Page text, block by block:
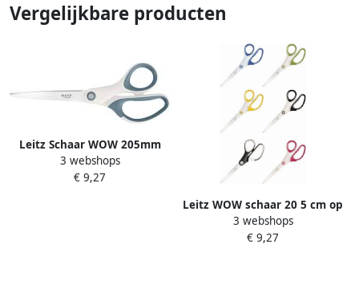
Vergelijkbare producten
Leitz Schaar WOW 205mm
titanium wit
3 webshops
€ 9,27
Leitz WOW schaar 20 5 cm op
blister roze
3 webshops
€ 9,27